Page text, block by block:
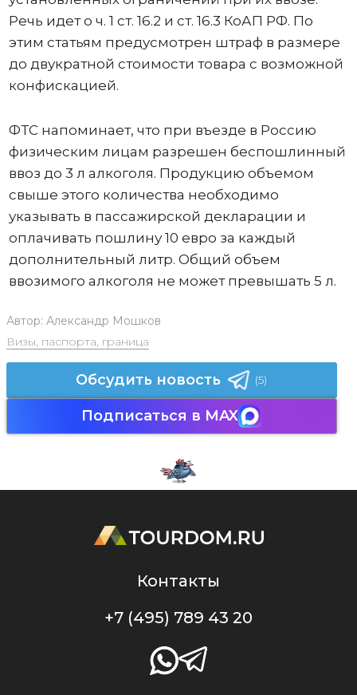
Речь идет о ч. 1 ст. 16.2 и ст. 16.3 КоАП РФ. По
этим статьям предусмотрен штраф в размере
до двукратной стоимости товара с возможной
конфискацией.
ФТС напоминает, что при въезде в Россию
физическим лицам разрешен беспошлинный
ввоз до 3 л алкоголя. Продукцию объемом
свыше этого количества необходимо
указывать в пассажирской декларации и
оплачивать пошлину 10 евро за каждый
дополнительный литр. Общий объем
ввозимого алкоголя не может превышать 5 л.
Автор: Александр Мошков
Визы, паспорта, граница
Обсудить новость (5)
Подписаться в MAX
Контакты
+7 (495) 789 43 20